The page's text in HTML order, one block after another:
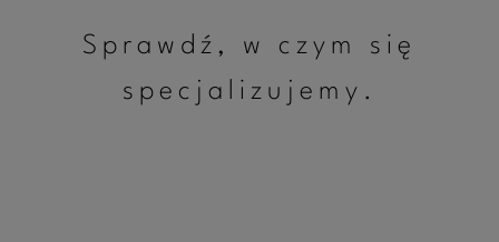
Sprawdź, w czym się
specjalizujemy.